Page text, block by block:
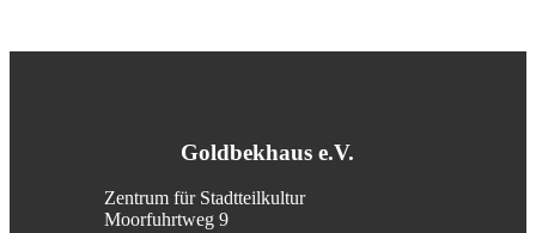
Goldbekhaus e.V.
Zentrum für Stadtteilkultur
Moorfuhrtweg 9